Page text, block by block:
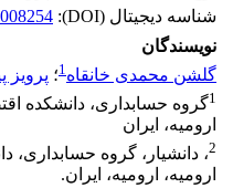
شناسه دیجیتال (DOI):
نویسندگان
گلشن محمدی خانقاه1؛ پرویز
1گروه حسابداری، دانشکده
ارومیه، ایران
2، دانشیار، گروه حسابداری،
ارومیه، ارومیه، ایران.